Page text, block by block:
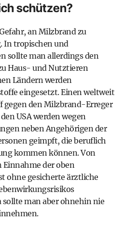
schützen?
an Milzbrand zu
In tropischen und
sollte man allerdings den
Haus- und Nutztieren
Ländern werden
eingesetzt. Einen weltweit
gegen den Milzbrand-Erreger
USA werden wegen
neben Angehörigen der
geimpft, die beruflich
kommen können. Von
der oben
ohne gesicherte ärztliche
man aber ohnehin nie